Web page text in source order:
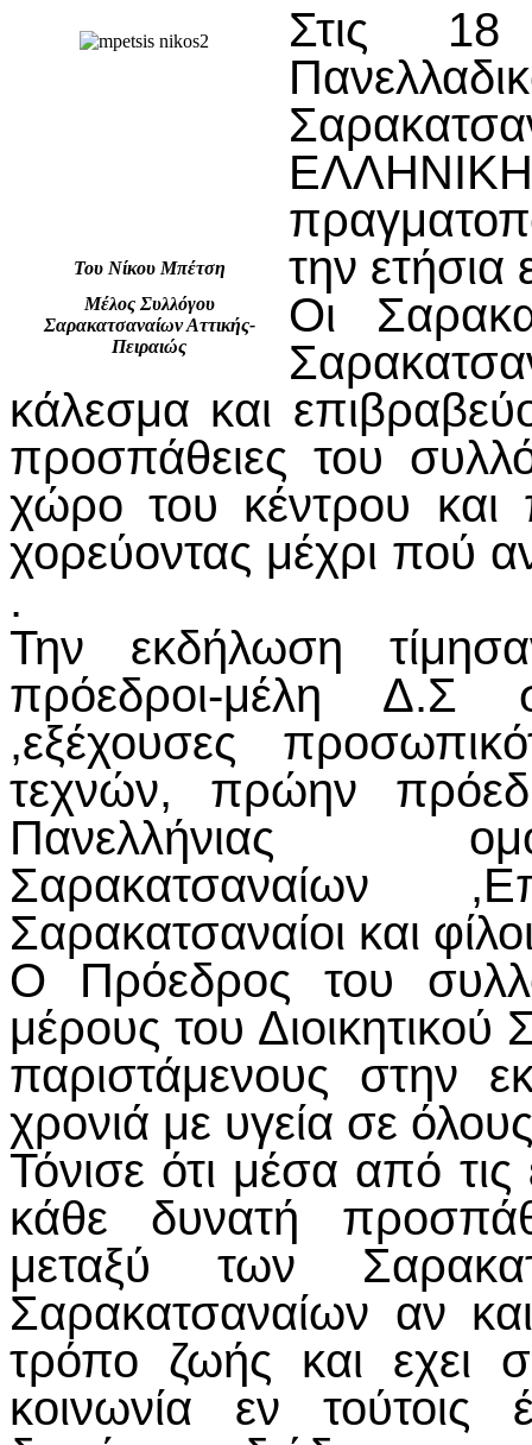
Του Νίκου Μπέτση
Μέλος Συλλόγου
Σαρακατσαναίων Αττικής-
Πειραιώς
Στις
την
Οι
κάλεσμα και
προσπάθειες του
χώρο του κέντρου
χορεύοντας μέχρι πού
.
Την εκδήλωση
πρόεδροι-μέλη Δ.Σ
,εξέχουσες
τεχνών, πρώην
Πανελλήνιας
Σαρακατσαναίων
Σαρακατσαναίοι και
Ο Πρόεδρος του
μέρους του
παριστάμενους στην
χρονιά με υγεία σε
Τόνισε ότι μέσα από
κάθε δυνατή
μεταξύ των
Σαρακατσαναίων αν
τρόπο ζωής και εχει
κοινωνία εν τούτοις